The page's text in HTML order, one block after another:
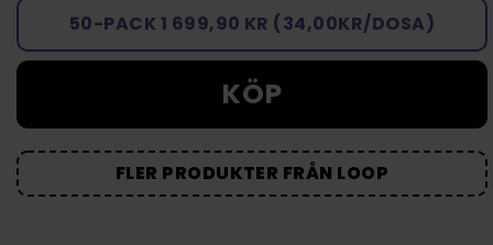
50-PACK 1 699,90 KR (34,00KR/DOSA)
KÖP
FLER PRODUKTER FRÅN LOOP